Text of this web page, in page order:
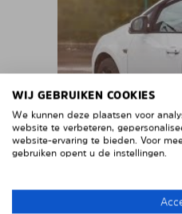
WIJ GEBRUIKEN COOKIES
We kunnen deze plaatsen voor
website te verbeteren,
website-ervaring te bieden. Voor
gebruiken opent u de instellingen.